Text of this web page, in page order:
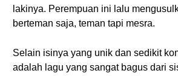
lakinya. Perempuan ini lalu
berteman saja, teman tapi mesra.
Selain isinya yang unik dan sedikit
adalah lagu yang sangat bagus dari